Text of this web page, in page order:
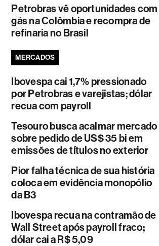
Petrobras vê oportunidades com
gás na Colômbia e recompra de
refinaria no Brasil
MERCADOS
Ibovespa cai 1,7% pressionado
por Petrobras e varejistas; dólar
recua com payroll
Tesouro busca acalmar mercado
sobre pedido de US$ 35 bi em
emissões de títulos no exterior
Pior falha técnica de sua história
coloca em evidência monopólio
da B3
Ibovespa recua na contramão de
Wall Street após payroll fraco;
dólar cai a R$ 5,09